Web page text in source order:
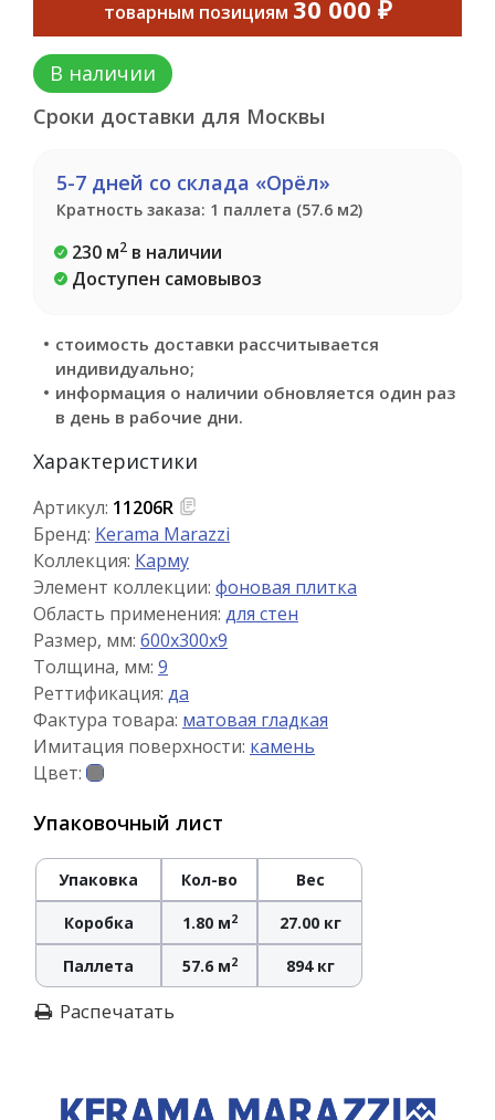
товарным позициям 30 000 ₽
В наличии
Сроки доставки для Москвы
5-7 дней со склада «Орёл»
Кратность заказа: 1 паллета (57.6 м2)
230 м2 в наличии
Доступен самовывоз
стоимость доставки рассчитывается
индивидуально;
информация о наличии обновляется один раз
в день в рабочие дни.
Характеристики
Артикул: 11206R
Бренд: Kerama Marazzi
Коллекция: Карму
Элемент коллекции: фоновая плитка
Область применения: для стен
Размер, мм: 600x300x9
Толщина, мм: 9
Реттификация: да
Фактура товара: матовая гладкая
Имитация поверхности: камень
Цвет:
Упаковочный лист
Упаковка Кол-во Вес
Коробка 1.80 м2 27.00 кг
Паллета 57.6 м2 894 кг
Распечатать